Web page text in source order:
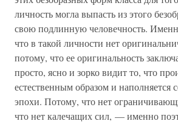
личность могла выпасть из этого
свою подлинную человечность.
что в такой личности нет
потому, что ее оригинальность
просто, ясно и зорко видит то, что
естественным образом и наполняется
эпохи. Потому, что нет
что нет калечащих сил, — именно